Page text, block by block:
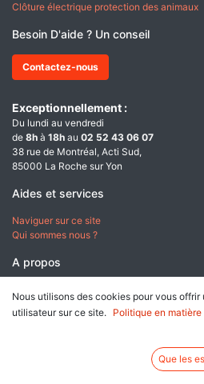
Clôture électrique protection des animaux
Besoin D'aide ? Un conseil
Contactez-nous
Exceptionnellement :
Du lundi au vendredi
de 8h à 18h au 02 52 43 06 07
38 rue de Montréal, Acti Sud,
85000 La Roche sur Yon
Aides et services
Naviguer sur ce site
Qui sommes nous ?
A propos
Données personnelles & Cookies
Mentions légales
Nous utilisons des cookies pour vous
utilisateur sur ce site.
Politique en
Que les